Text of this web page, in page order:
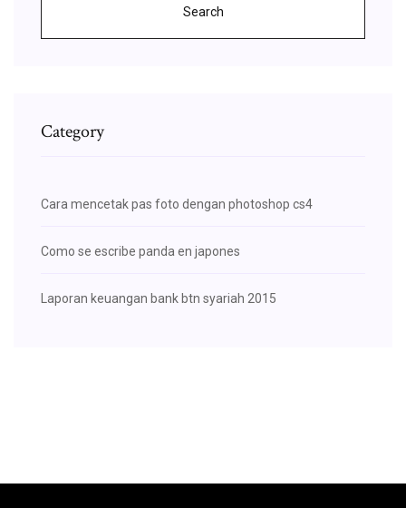
Search
Category
Cara mencetak pas foto dengan photoshop cs4
Como se escribe panda en japones
Laporan keuangan bank btn syariah 2015